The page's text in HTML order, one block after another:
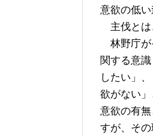
意欲の低
主伐とは
林野庁が
関する意
したい」
欲がない
意欲の有
すが、そ